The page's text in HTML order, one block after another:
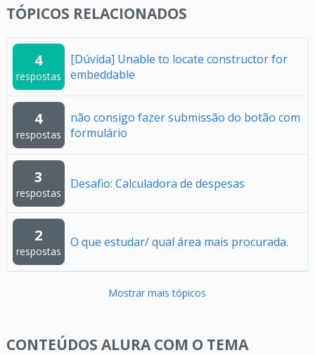
TÓPICOS RELACIONADOS
4
respostas
[Dúvida] Unable to locate constructor for
embeddable
4
respostas
não consigo fazer submissão do botão com
formulário
3
respostas
Desafio: Calculadora de despesas
2
respostas
O que estudar/ qual área mais procurada.
Mostrar mais tópicos
CONTEÚDOS ALURA COM O TEMA